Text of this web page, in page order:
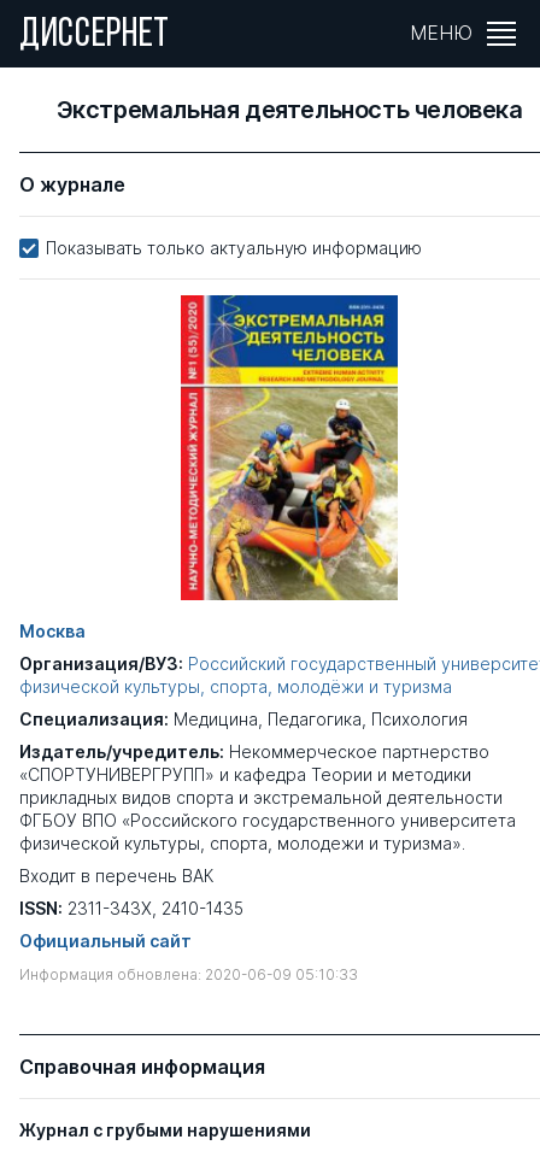
ДИССЕРНЕТ МЕНЮ
Экстремальная деятельность человека
О журнале
Показывать только актуальную информацию
Москва
Организация/ВУЗ: Российский государственный
физической культуры, спорта, молодёжи и туризма
Специализация: Медицина Педагогика Психология
Издатель/учредитель: Некоммерческое партнерство
«СПОРТУНИВЕРГРУПП» и кафедра Теории и методики
прикладных видов спорта и экстремальной деятельности
ФГБОУ ВПО «Российского государственного университета
физической культуры, спорта, молодежи и туризма».
Входит в перечень ВАК
ISSN: 2311-343X, 2410-1435
Официальный сайт
Информация обновлена: 2020-06-09 05:10:33
Справочная информация
Журнал с грубыми нарушениями